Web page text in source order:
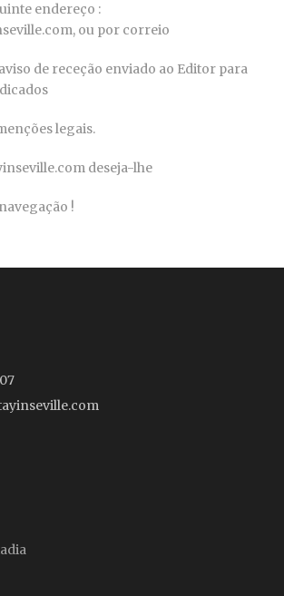
endereço :
ou por correio
de receção enviado ao Editor para
legais.
deseja-lhe
!